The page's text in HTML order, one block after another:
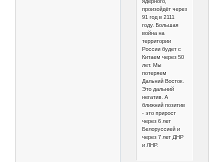
произойдёт через
91 год в 2111
году. Большая
война на
территории
России будет с
Китаем через 50
лет. Мы
потеряем
Дальний Восток.
Это дальний
негатив. А
ближний позитив
- это прирост
через 6 лет
Белоруссией и
через 7 лет ДНР
и ЛНР.